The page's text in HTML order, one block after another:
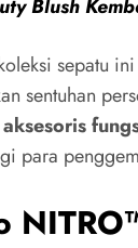
Blush
sepatu
sentuhan
aksesoris
para